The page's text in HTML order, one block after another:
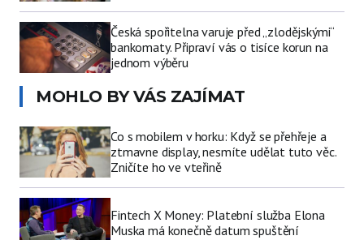
Česká spořitelna varuje před „zlodějskými“
bankomaty. Připraví vás o tisíce korun na
jednom výběru
MOHLO BY VÁS ZAJÍMAT
Co s mobilem v horku: Když se přehřeje a
ztmavne display, nesmíte udělat tuto věc.
Zničíte ho ve vteřině
Fintech X Money: Platební služba Elona
Muska má konečně datum spuštění